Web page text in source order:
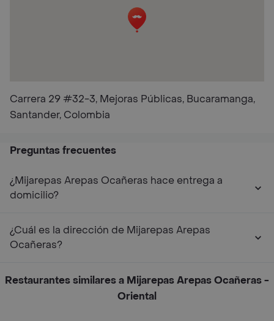
Carrera 29 #32-3, Mejoras Públicas, Bucaramanga,
Santander, Colombia
Preguntas frecuentes
¿Mijarepas Arepas Ocañeras hace entrega a
domicilio?
¿Cuál es la dirección de Mijarepas Arepas
Ocañeras?
Restaurantes similares a Mijarepas Arepas Ocañeras -
Oriental